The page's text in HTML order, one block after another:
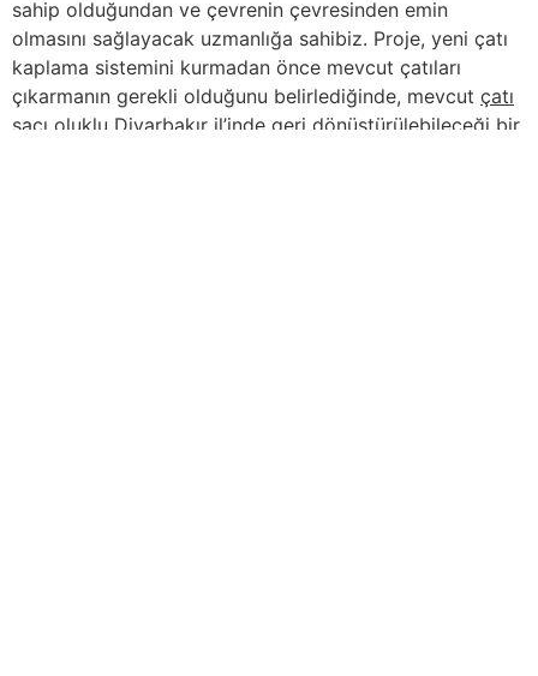
sahip olduğundan ve çevrenin çevresinden emin
olmasını sağlayacak uzmanlığa sahibiz. Proje, yeni çatı
kaplama sistemini kurmadan önce mevcut çatıları
çıkarmanın gerekli olduğunu belirlediğinde, mevcut çatı
sacı oluklu Diyarbakır il’inde geri dönüştürülebileceği bir